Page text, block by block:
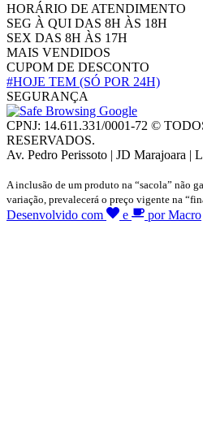
HORÁRIO DE ATENDIMENTO
SEG À QUI DAS 8H ÀS 18H
SEX DAS 8H ÀS 17H
MAIS VENDIDOS
CUPOM DE DESCONTO
#HOJE TEM (SÓ POR 24H)
SEGURANÇA
CPNJ: 14.611.331/0001-72 ©
RESERVADOS.
Av. Pedro Perissoto | JD Marajoara |
A inclusão de um produto na “sacola” não
variação, prevalecerá o preço vigente na
Desenvolvido com e por Macro